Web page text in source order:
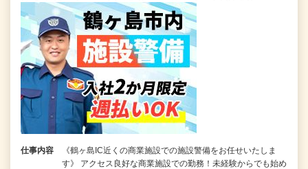
仕事内容
《鶴ヶ島IC近くの商業施設での施設警備をお任せいたしま
す》 アクセス良好な商業施設での勤務！未経験からでも始め